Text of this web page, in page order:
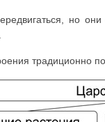
но
традиционно